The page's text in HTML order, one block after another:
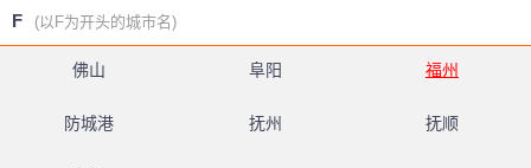
F (以F为开头的城市名)
佛山 阜阳 福州
防城港 抚州 抚顺